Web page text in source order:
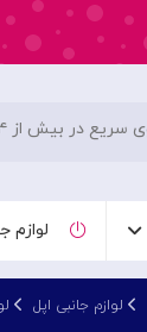
لوازم
لوازم جانبی اپل